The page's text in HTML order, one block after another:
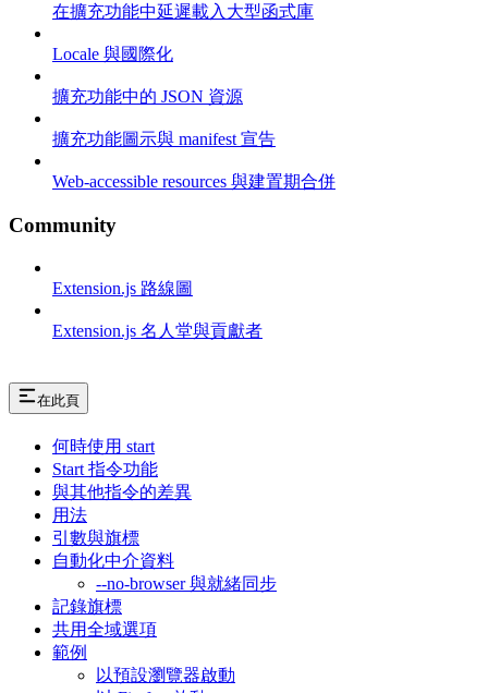
在擴充功能中延遲載入大型函式庫
Locale 與國際化
擴充功能中的 JSON 資源
擴充功能圖示與 manifest 宣告
Web-accessible resources 與建置期合併
Community
Extension.js 路線圖
Extension.js 名人堂與貢獻者
在此頁
何時使用 start
Start 指令功能
與其他指令的差異
用法
引數與旗標
自動化中介資料
--no-browser 與就緒同步
記錄旗標
共用全域選項
範例
以預設瀏覽器啟動